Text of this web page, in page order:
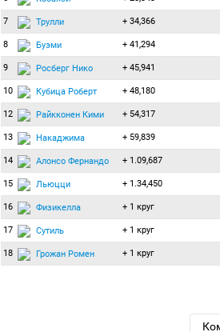
7 Трулли + 34,366
8 Буэми + 41,294
9 Росберг Нико + 45,941
10 Кубица Роберт + 48,180
12 Райкконен Кими + 54,317
13 Накаджима + 59,839
14 Алонсо Фернандо + 1.09,687
15 Льюцци + 1.34,450
16 Физикелла + 1 круг
17 Сутиль + 1 круг
18 Грожан Ромен + 1 круг